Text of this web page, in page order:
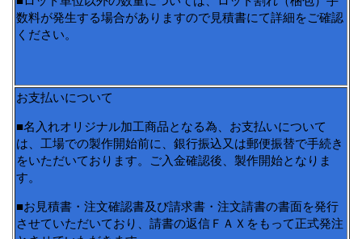
数料が発生する場合がありますので見積書にて詳細をご確認
ください。
お支払いについて
■名入れオリジナル加工商品となる為、お支払いについて
は、工場での製作開始前に、銀行振込又は郵便振替で手続き
をいただいております。ご入金確認後、製作開始となりま
す。
■お見積書・注文確認書及び請求書・注文請書の書面を発行
させていただいており、請書の返信ＦＡＸをもって正式発注